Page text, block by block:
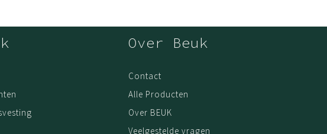
Over Beuk
Contact
Alle Producten
Over BEUK
Veelgestelde vragen